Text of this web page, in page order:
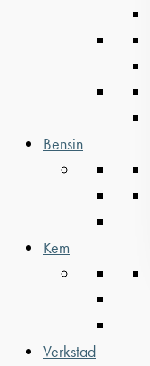
Bensin
Kem
Verkstad